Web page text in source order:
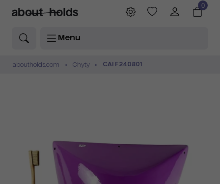
Menu
0
.aboutholds.com Chyty CAI F240801